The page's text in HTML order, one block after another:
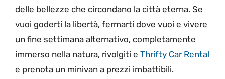
delle bellezze che circondano la città eterna. Se
vuoi goderti la libertà, fermarti dove vuoi e vivere
un fine settimana alternativo, completamente
immerso nella natura, rivolgiti e Thrifty Car Rental
e prenota un minivan a prezzi imbattibili.